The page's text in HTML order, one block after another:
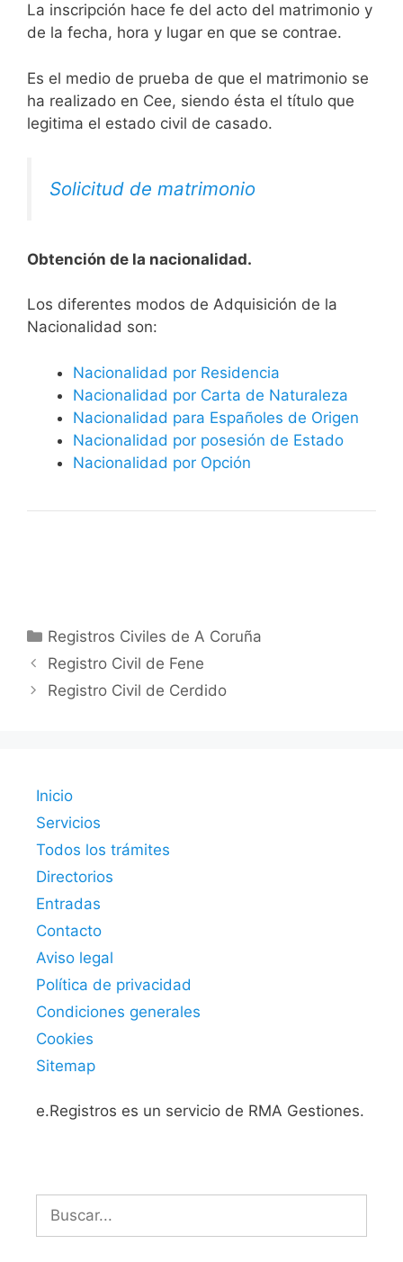
La inscripción hace fe del acto del matrimonio y
de la fecha, hora y lugar en que se contrae.
Es el medio de prueba de que el matrimonio se
ha realizado en Cee, siendo ésta el título que
legitima el estado civil de casado.
Solicitud de matrimonio
Obtención de la nacionalidad.
​​​Los diferentes modos de Adquisición de la
Nacionalidad son:
Nacionalidad por Residencia
Nacionalidad por Carta de Naturaleza
Nacionalidad para Españoles de Origen
Nacionalidad por posesión de Estado
Nacionalidad por Opción
Categorías
Registros Civiles de A Coruña
Registro Civil de Fene
Registro Civil de Cerdido
Inicio
Servicios
Todos los trámites
Directorios
Entradas
Contacto
Aviso legal
Política de privacidad
Condiciones generales
Cookies
Sitemap
e.Registros es un servicio de RMA Gestiones.
Buscar: